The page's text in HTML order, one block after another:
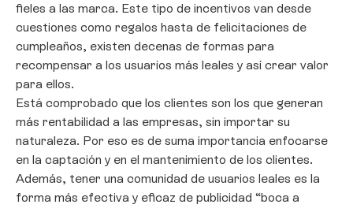
fieles a las marca. Este tipo de incentivos van desde
cuestiones como regalos hasta de felicitaciones de
cumpleaños, existen decenas de formas para
recompensar a los usuarios más leales y así crear valor
para ellos.
Está comprobado que los clientes son los que generan
más rentabilidad a las empresas, sin importar su
naturaleza. Por eso es de suma importancia enfocarse
en la captación y en el mantenimiento de los clientes.
Además, tener una comunidad de usuarios leales es la
forma más efectiva y eficaz de publicidad “boca a